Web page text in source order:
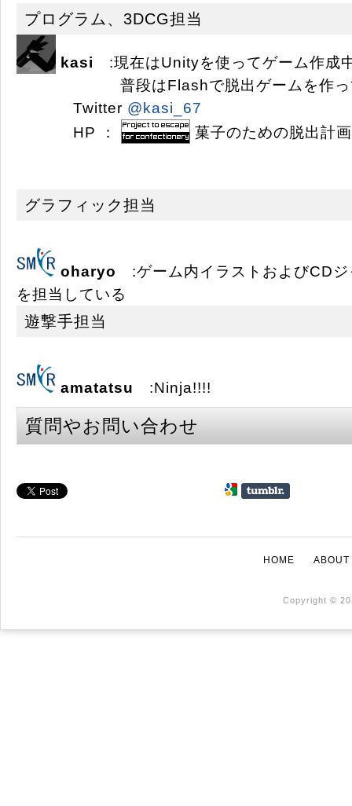
プログラム、3DCG担当
kasi :現在はUnityを使ってゲーム作成
普段はFlashで脱出ゲームを作っ
Twitter @kasi_67
HP ：
菓子のための脱出計画
グラフィック担当
oharyo :ゲーム内イラストおよびCDジ
を担当している
遊撃手担当
amatatsu :Ninja!!!!
質問やお問い合わせ
HOME ABOUT
Copyright ©